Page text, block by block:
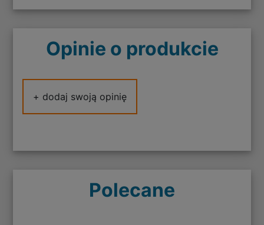
Opinie o produkcie
+ dodaj swoją opinię
Polecane